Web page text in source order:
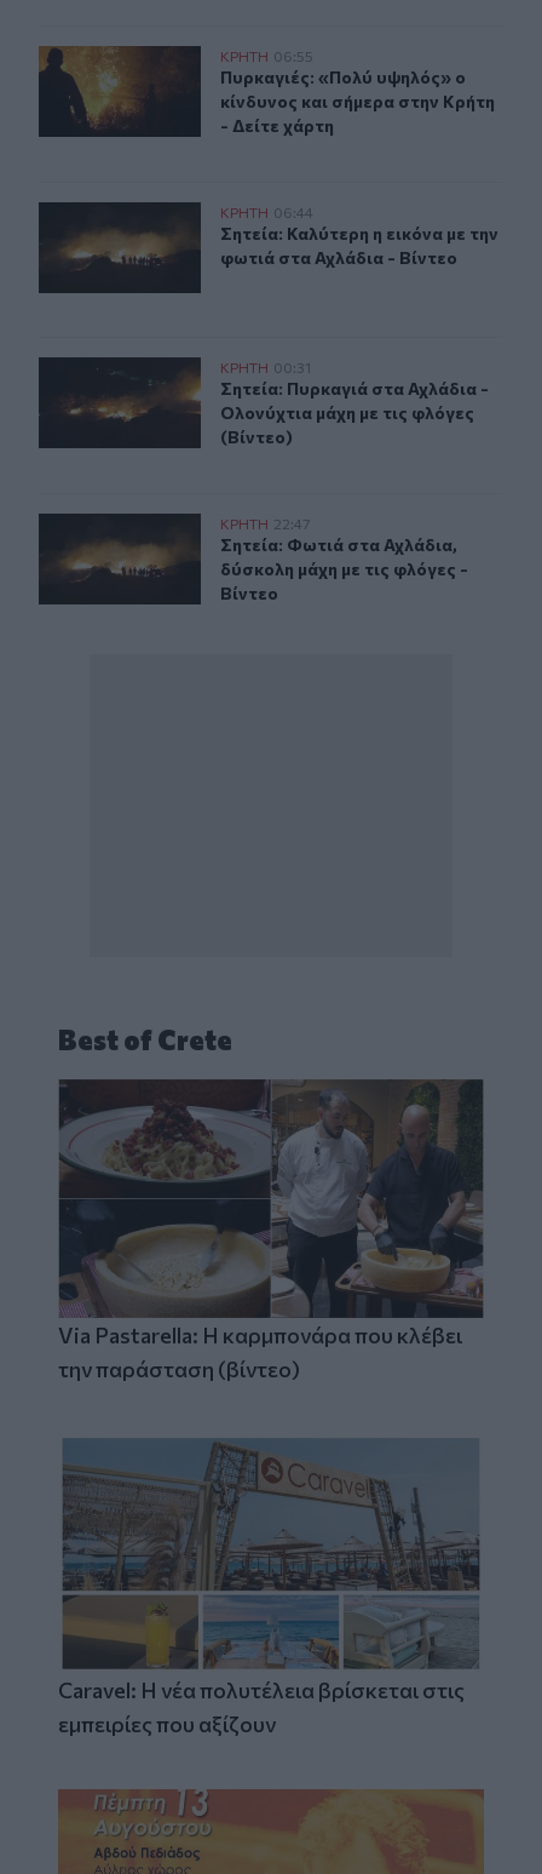
Πυρκαγιές: «Πολύ υψηλός» ο κίνδυνος και σήμερα
ΚΡΗΤΗ 06:55
Πυρκαγιές: «Πολύ υψηλός» ο
Πυρκαγιές: «Πολύ υψηλός» ο
κίνδυνος και σήμερα στην Κρήτη
- Δείτε χάρτη
Σητεία: Καλύτερη η εικόνα με την φωτιά στα Αχλάδια -
ΚΡΗΤΗ 06:44
Σητεία: Καλύτερη η εικόνα με την
Σητεία: Καλύτερη η εικόνα με την
φωτιά στα Αχλάδια - Βίντεο
Σητεία: Πυρκαγιά στα Αχλάδια - Ολονύχτια μάχη με τις
ΚΡΗΤΗ 00:31
Σητεία: Πυρκαγιά στα Αχλάδια -
Σητεία: Πυρκαγιά στα Αχλάδια -
Ολονύχτια μάχη με τις φλόγες
(Βίντεο)
Σητεία: Φωτιά στα Αχλάδια, δύσκολη μάχη με τις
ΚΡΗΤΗ 22:47
Σητεία: Φωτιά στα Αχλάδια,
Σητεία: Φωτιά στα Αχλάδια,
δύσκολη μάχη με τις φλόγες -
Βίντεο
Best of Crete
Via Pastarella: Η καρμπονάρα που κλέβει
την παράσταση (βίντεο)
Caravel: Η νέα πολυτέλεια βρίσκεται στις
εμπειρίες που αξίζουν